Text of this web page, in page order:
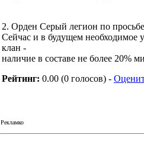
2. Орден Серый легион по
Сейчас и в будущем необходимое
клан -
наличие в составе не более 20%
Рейтинг: 0.00 (0 голосов) -
Рекламко